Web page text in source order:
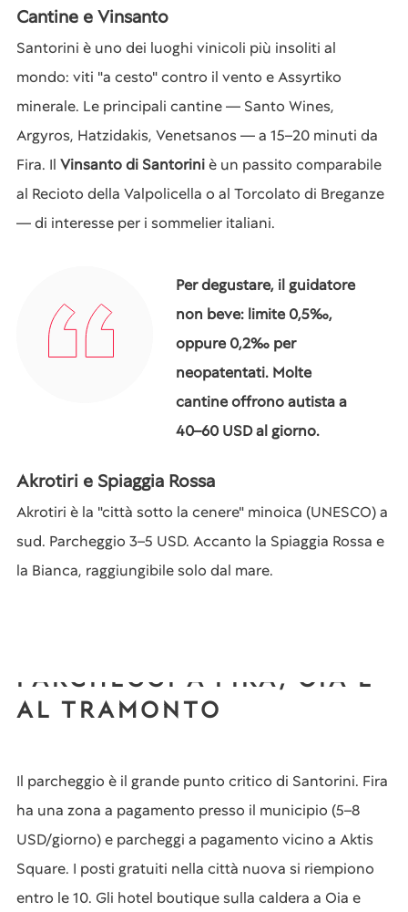
Cantine e Vinsanto
Santorini è uno dei luoghi vinicoli più insoliti al
mondo: viti "a cesto" contro il vento e Assyrtiko
minerale. Le principali cantine — Santo Wines,
Argyros, Hatzidakis, Venetsanos — a 15–20 minuti da
Fira. Il Vinsanto di Santoriniè un passito comparabile
al Recioto della Valpolicella o al Torcolato di Breganze
— di interesse per i sommelier italiani.
Per degustare, il guidatore
non beve: limite 0,5‰,
oppure 0,2‰ per
neopatentati. Molte
cantine offrono autista a
40–60 USD al giorno.
Akrotiri e Spiaggia Rossa
Akrotiri è la "città sotto la cenere" minoica (UNESCO) a
sud. Parcheggio 3–5 USD. Accanto la Spiaggia Rossa e
la Bianca, raggiungibile solo dal mare.
PARCHEGGI A FIRA, OIA E
AL TRAMONTO
Il parcheggio è il grande punto critico di Santorini. Fira
ha una zona a pagamento presso il municipio (5–8
USD/giorno) e parcheggi a pagamento vicino a Aktis
Square. I posti gratuiti nella città nuova si riempiono
entro le 10. Gli hotel boutique sulla caldera a Oia e